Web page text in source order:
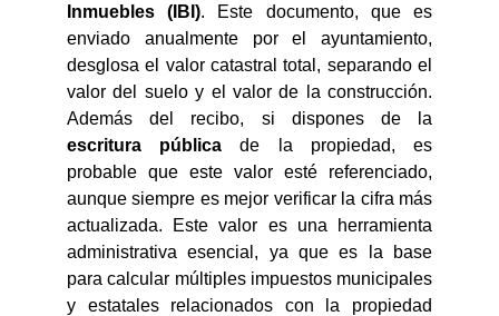
Inmuebles (IBI). Este documento, que es
enviado anualmente por el ayuntamiento,
desglosa el valor catastral total, separando el
valor del suelo y el valor de la construcción.
Además del recibo, si dispones de la
escritura pública de la propiedad, es
probable que este valor esté referenciado,
aunque siempre es mejor verificar la cifra más
actualizada. Este valor es una herramienta
administrativa esencial, ya que es la base
para calcular múltiples impuestos municipales
y estatales relacionados con la propiedad